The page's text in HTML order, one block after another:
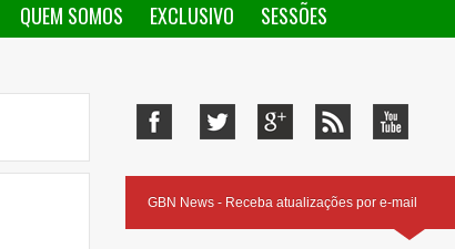
QUEM SOMOS EXCLUSIVO
SESSÕES
GBN News - Receba atualizações por e-mail